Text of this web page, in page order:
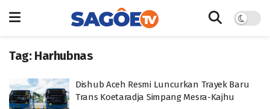
Tag: Harhubnas
Dishub Aceh Resmi Luncurkan Trayek Baru
Trans Koetaradja Simpang Mesra-Kajhu